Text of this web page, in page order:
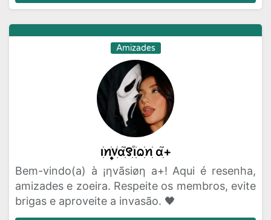
Amizades
ꪱׁׅꪀׁׅ᥎꫶ׁׅɑׁׅ֮꯱ׁׅ֒ꪱׁׅᨵׁׅꪀׁׅ ɑׁׅ֮+
Bem-vindo(a) à ¡ηvãsiøη a+! Aqui é resenha,
amizades e zoeira. Respeite os membros, evite
brigas e aproveite a invasão. 🖤